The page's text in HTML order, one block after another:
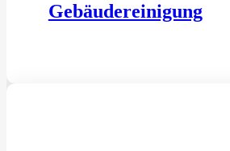
Gebäudereinigung